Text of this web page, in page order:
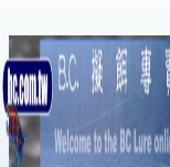
Skip
to
content